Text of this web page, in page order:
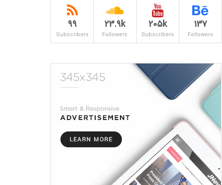
137
Followers
205k
Subscribers
23.9k
Followers
99
Subscribers